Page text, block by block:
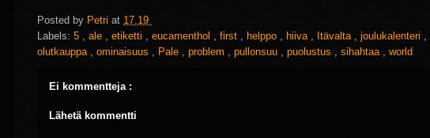
Posted by Petri at 17.19
Labels: 5 ale etiketti eucamenthol first helppo hiiva Itävalta joulukalenteri
olutkauppa
ominaisuus Pale problem pullonsuu puolustus sihahtaa world
Ei kommentteja :
Lähetä kommentti